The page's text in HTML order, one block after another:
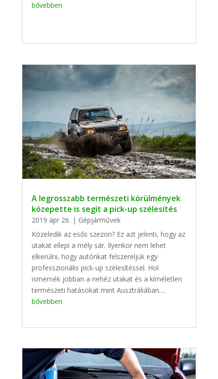
bővebben
A legrosszabb természeti körülmények
közepette is segít a pick-up szélesítés
2019 ápr 26. | Gépjárművek
Közeledik az esős szezon? Ez azt jelenti, hogy az
utakat ellepi a mély sár. Ilyenkor nem lehet
elkerülni, hogy autónkat felszereljük egy
professzionális pick-up szélesítéssel. Hol
ismernék jobban a nehéz utakat és a kíméletlen
természeti hatásokat mint Ausztráliában....
bővebben